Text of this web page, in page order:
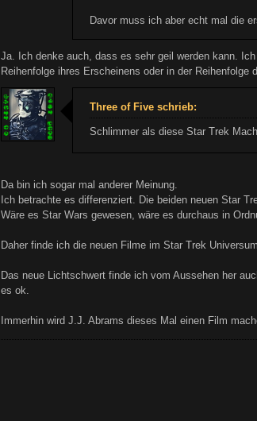
Davor muss ich aber echt mal die
Ja. Ich denke auch, dass es sehr geil werden kann.
Reihenfolge ihres Erscheinens oder in der Reihenfolge
Three of Five schrieb:
Schlimmer als diese Star Trek
Da bin ich sogar mal anderer Meinung.
Ich betrachte es differenziert. Die beiden neuen Star
Wäre es Star Wars gewesen, wäre es durchaus in
Daher finde ich die neuen Filme im Star Trek
Das neue Lichtschwert finde ich vom Aussehen her
es ok.
Immerhin wird J.J. Abrams dieses Mal einen Film